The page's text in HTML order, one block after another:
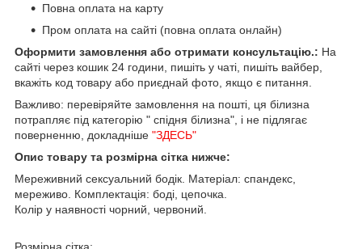
Повна оплата на карту
Пром оплата на сайті (повна оплата онлайн)
Оформити замовлення або отримати консультацію.: На
сайті через кошик 24 години, пишіть у чаті, пишіть вайбер,
вкажіть код товару або приєднай фото, якщо є питання.
Важливо: перевіряйте замовлення на пошті, ця білизна
потрапляє під категорію " спідня білизна", і не підлягає
поверненню, докладніше "ЗДЕСЬ"
Опис товару та розмірна сітка нижче:
Мереживний сексуальний бодік. Матеріал: спандекс,
мереживо. Комплектація: боді, цепочка.
Колір у наявності чорний, червоний.
Розмірна сітка: